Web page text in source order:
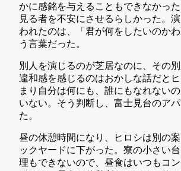
かに感銘を与えることもできなかっ
見る者を不安にさせるらしかった。
われたのは、「君が何をしたいのか
う言葉だった。
別人を演じるのが芝居なのに、その
違和感を感じるのはおかしな話だと
まり自分は何にも、誰にもなれない
いない。そう判断し、富士見台のア
た。
昼の休憩時間になり、ヒロシは別の
ックヤードに下がった。寮の小さい
理もできないので、昼食はいつもコ